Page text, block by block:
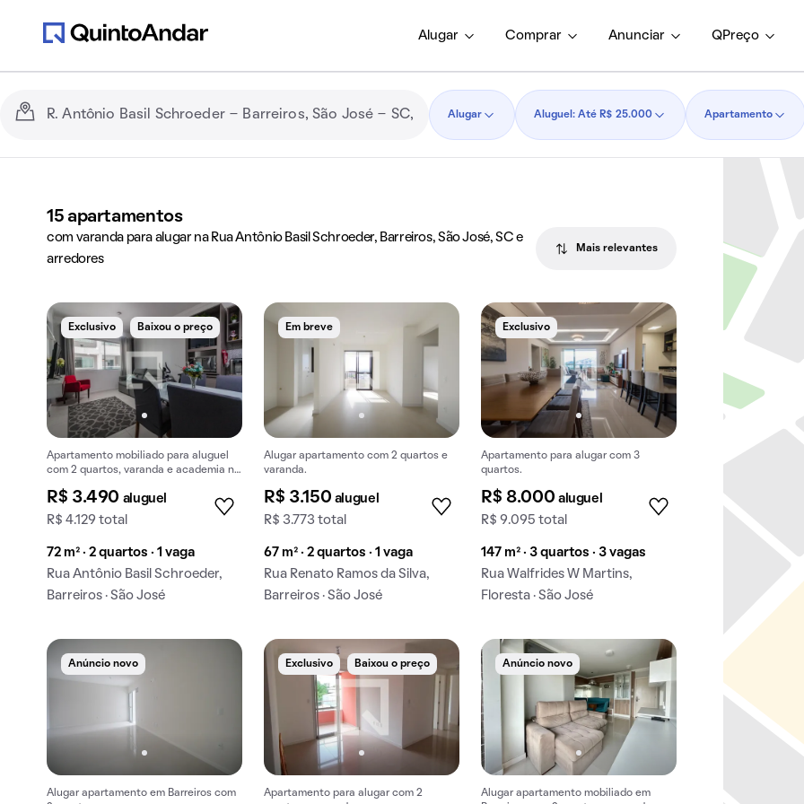
Alugar Comprar Anunciar QPreço
Alugar Aluguel: Até R$ 25.000 Apartamento
15 apartamentos
com varanda para alugar na Rua Antônio Basil Schroeder, Barreiros, São José, SC e
arredores
Mais relevantes
Exclusivo Baixou o preço
Apartamento mobiliado para aluguel
com 2 quartos, varanda e academia no
R$ 3.490 aluguel
R$ 4.129 total
72 m² · 2 quartos · 1 vaga
Rua Antônio Basil Schroeder,
Barreiros · São José
Em breve
Alugar apartamento com 2 quartos e
varanda.
R$ 3.150 aluguel
R$ 3.773 total
67 m² · 2 quartos · 1 vaga
Rua Renato Ramos da Silva,
Barreiros · São José
Exclusivo
Apartamento para alugar com 3
quartos.
R$ 8.000 aluguel
R$ 9.095 total
147 m² · 3 quartos · 3 vagas
Rua Walfrides W Martins,
Floresta · São José
Anúncio novo
Alugar apartamento em Barreiros com
Exclusivo Baixou o preço
Apartamento para alugar com 2
Anúncio novo
Alugar apartamento mobiliado em